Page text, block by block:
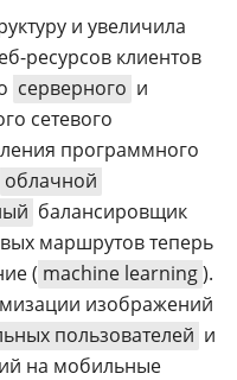
и увеличила
ресурсов клиентов
серверного и
сетевого
программного
облачной
балансировщик
маршрутов теперь
( machine learning).
изображений
пользователей и
на мобильные